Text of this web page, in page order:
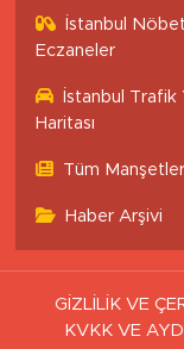
İstanbul
Eczaneler
İstanbul Trafik
Haritası
Tüm Manşetler
Haber Arşivi
GİZLİLİK VE
KVKK VE